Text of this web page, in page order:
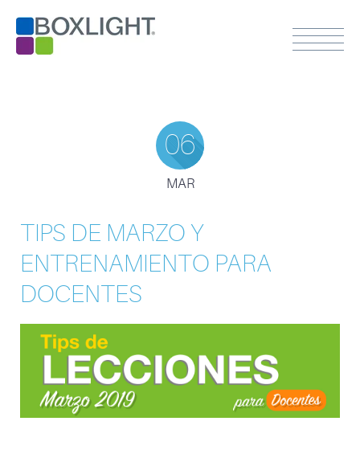
06
MAR
TIPS DE MARZO Y
ENTRENAMIENTO PARA
DOCENTES